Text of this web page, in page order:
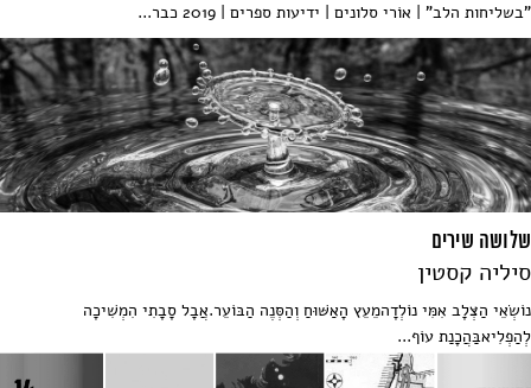
"בשליחות הלב" | אוֹרי סלונים | ידיעות ספרים | 2019 כבר...
שלושה שירים
סיליה קסטין
נוֹשְׂאֵי הַצְּלָב אִמִּי נוֹלְדָהמֵעֵץ הָאַשּׁוּחַ וְהַסְּנֶה הַבּוֹעֵר.אֲבָל סָבָתִי הִמְשִׁיכָה
לְהַפְלִיאבַּהֲכָנַת עוֹף...